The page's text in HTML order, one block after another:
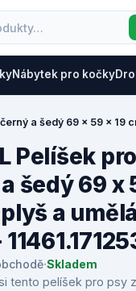
Nábytek pro kočky
a šedý 69 x 59 x 19
Pelíšek
šedý 69 x
a umělá
·Skladem
tento pelíšek pro psy